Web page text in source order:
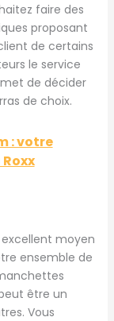
faire des
proposant
de certains
le service
de décider
de choix.
: votre
moyen
ensemble de
être un
Vous